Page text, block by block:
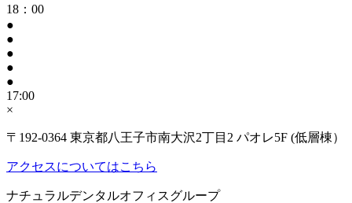
18：00
●
●
●
●
●
17:00
×
〒192-0364 東京都八王子市南大沢2丁目2 パオレ5F (低層棟）
アクセスについてはこちら
ナチュラルデンタルオフィスグループ